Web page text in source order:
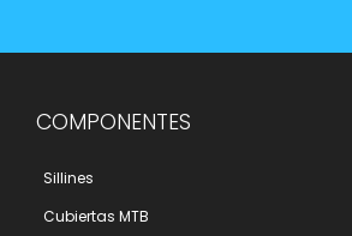
COMPONENTES
Sillines
Cubiertas MTB